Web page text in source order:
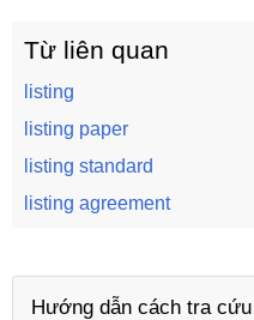
Từ liên quan
listing
listing paper
listing standard
listing agreement
Hướng dẫn cách tra cứu